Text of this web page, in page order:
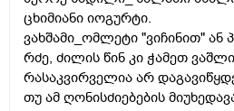
ცხიმიანი იოგურტი.
ვახშამი_ომლეტი "ვიჩინით"
რძე, ძილის წინ კი ჭამეთ
რასაკვირველია არ
თუ ამ ღონისძიებების